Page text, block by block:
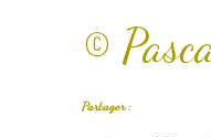
©
Partager :